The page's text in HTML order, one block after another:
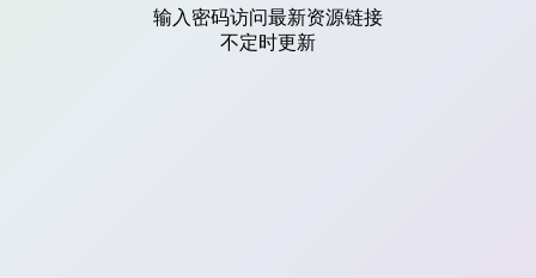
输入密码访问最新资源链接
不定时更新